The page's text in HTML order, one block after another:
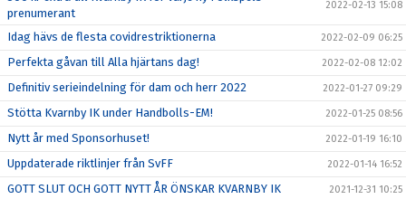
prenumerant
2022-02-13 15:08
Idag hävs de flesta covidrestriktionerna 2022-02-09 06:25
Perfekta gåvan till Alla hjärtans dag! 2022-02-08 12:02
Definitiv serieindelning för dam och herr 2022 2022-01-27 09:29
Stötta Kvarnby IK under Handbolls-EM! 2022-01-25 08:56
Nytt år med Sponsorhuset! 2022-01-19 16:10
Uppdaterade riktlinjer från SvFF 2022-01-14 16:52
GOTT SLUT OCH GOTT NYTT ÅR ÖNSKAR KVARNBY IK 2021-12-31 10:25